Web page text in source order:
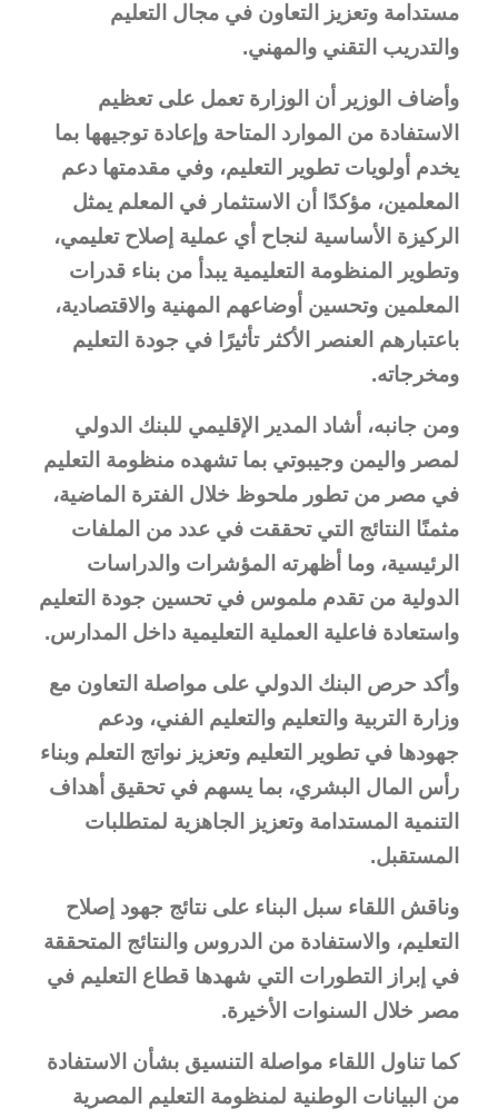
مستدامة وتعزيز التعاون في مجال التعليم
والتدريب التقني والمهني.
وأضاف الوزير أن الوزارة تعمل على تعظيم
الاستفادة من الموارد المتاحة وإعادة توجيهها بما
يخدم أولويات تطوير التعليم، وفي مقدمتها دعم
المعلمين، مؤكدًا أن الاستثمار في المعلم يمثل
الركيزة الأساسية لنجاح أي عملية إصلاح تعليمي،
وتطوير المنظومة التعليمية يبدأ من بناء قدرات
المعلمين وتحسين أوضاعهم المهنية والاقتصادية،
باعتبارهم العنصر الأكثر تأثيرًا في جودة التعليم
ومخرجاته.
ومن جانبه، أشاد المدير الإقليمي للبنك الدولي
لمصر واليمن وجيبوتي بما تشهده منظومة التعليم
في مصر من تطور ملحوظ خلال الفترة الماضية،
مثمنًا النتائج التي تحققت في عدد من الملفات
الرئيسية، وما أظهرته المؤشرات والدراسات
الدولية من تقدم ملموس في تحسين جودة التعليم
واستعادة فاعلية العملية التعليمية داخل المدارس.
وأكد حرص البنك الدولي على مواصلة التعاون مع
وزارة التربية والتعليم والتعليم الفني، ودعم
جهودها في تطوير التعليم وتعزيز نواتج التعلم وبناء
رأس المال البشري، بما يسهم في تحقيق أهداف
التنمية المستدامة وتعزيز الجاهزية لمتطلبات
المستقبل.
وناقش اللقاء سبل البناء على نتائج جهود إصلاح
التعليم، والاستفادة من الدروس والنتائج المتحققة
في إبراز التطورات التي شهدها قطاع التعليم في
مصر خلال السنوات الأخيرة.
كما تناول اللقاء مواصلة التنسيق بشأن الاستفادة
من البيانات الوطنية لمنظومة التعليم المصرية